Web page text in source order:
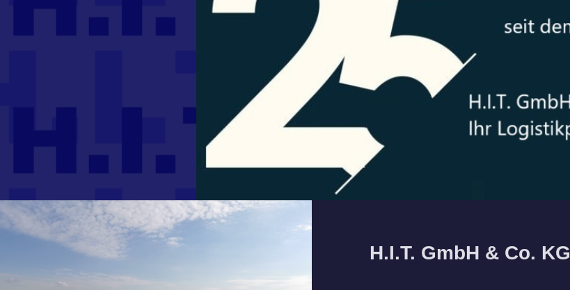
H.I.T. GmbH & Co. KG